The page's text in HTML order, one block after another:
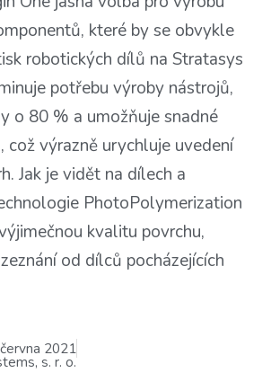
které by se obvykle
robotických dílů na Stratasys
potřebu výroby nástrojů,
o 80 % a umožňuje snadné
což výrazně urychluje uvedení
Jak je vidět na dílech a
PhotoPolymerization
kvalitu povrchu,
od dílců pocházejících
2021
s. r. o.